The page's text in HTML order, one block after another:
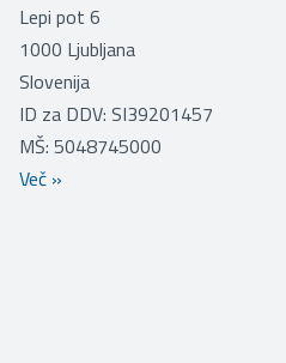
Lepi pot 6
1000 Ljubljana
Slovenija
ID za DDV: SI39201457
MŠ: 5048745000
Več »